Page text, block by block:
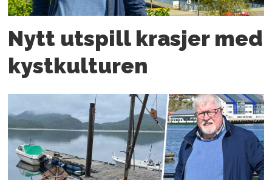
Nytt utspill krasjer med
kystkulturen